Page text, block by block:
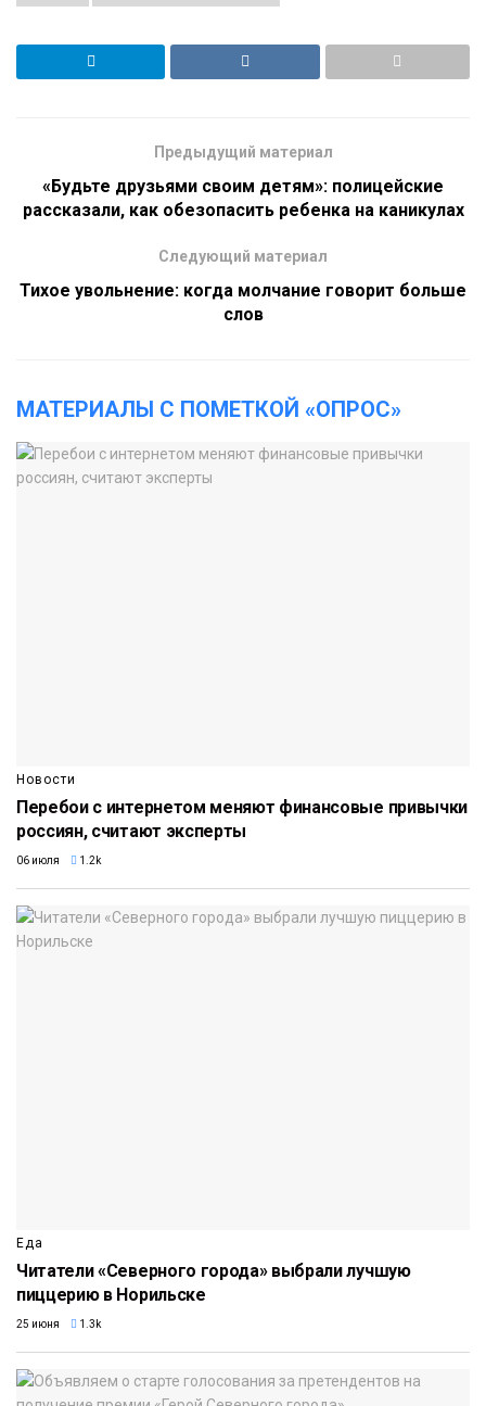
Предыдущий материал
«Будьте друзьями своим детям»: полицейские
рассказали, как обезопасить ребенка на каникулах
Следующий материал
Тихое увольнение: когда молчание говорит больше
слов
МАТЕРИАЛЫ С ПОМЕТКОЙ «ОПРОС»
Новости
Перебои с интернетом меняют финансовые привычки
россиян, считают эксперты
06 июля 1.2k
Еда
Читатели «Северного города» выбрали лучшую
пиццерию в Норильске
25 июня 1.3k